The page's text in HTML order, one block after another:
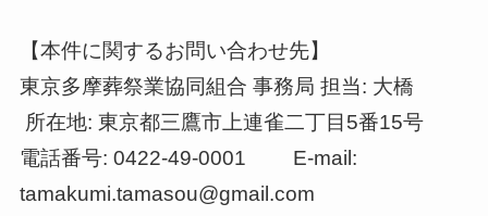
【本件に関するお問い合わせ先】
東京多摩葬祭業協同組合 事務局 担当: 大橋
所在地: 東京都三鷹市上連雀二丁目5番15号
電話番号: 0422-49-0001 E-mail:
tamakumi.tamasou@gmail.com